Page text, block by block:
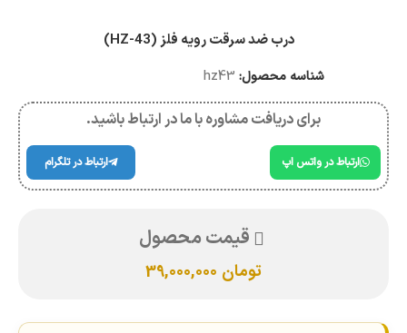
درب ضد سرقت رویه فلز (HZ-43)
شناسه محصول: hz43
برای دریافت مشاوره با ما در ارتباط باشید.
ارتباط در واتس اپ ارتباط در تلگرام
قیمت محصول
تومان